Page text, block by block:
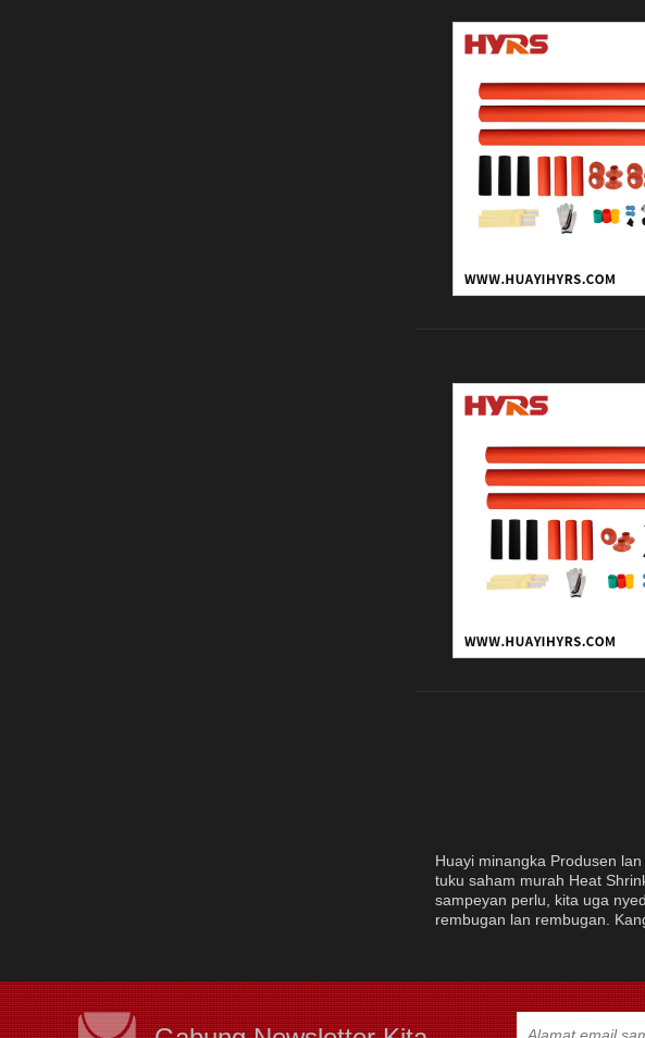
Huayi minangka Produsen
tuku saham murah Heat
sampeyan perlu, kita uga
rembugan lan rembugan.